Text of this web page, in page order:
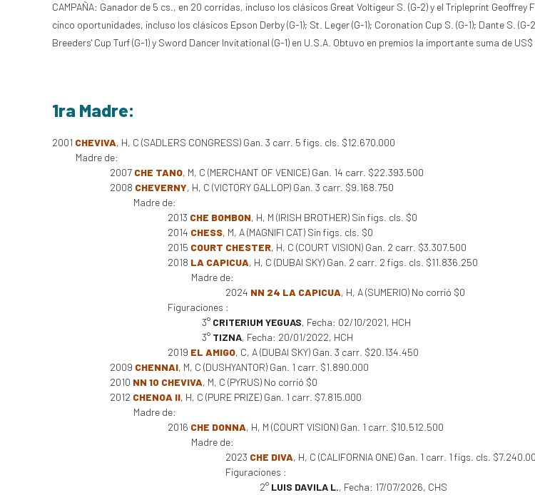
CAMPAÑA: Ganador de 5 cs., en 20 corridas, incluso los clásicos Great Voltigeur S. (G-2) y el Tripleprint Geoffrey
cinco oportunidades, incluso los clásicos Epson Derby (G-1); St. Leger (G-1); Coronation Cup S. (G-1); Dante S.
Breeders' Cup Turf (G-1) y Sword Dancer Invitational (G-1) en U.S.A. Obtuvo en premios la importante suma de
1ra Madre:
2001 CHEVIVA, H, C (SADLERS CONGRESS) Gan. 3 carr. 5 figs. cls. $12.670.000
Madre de:
2007 CHE TANO, M, C (MERCHANT OF VENICE) Gan. 14 carr. $22.393.500
2008 CHEVERNY, H, C (VICTORY GALLOP) Gan. 3 carr. $9.168.750
Madre de:
2013 CHE BOMBON, H, M (IRISH BROTHER) Sin figs. cls. $0
2014 CHESS, M, A (MAGNIFI CAT) Sin figs. cls. $0
2015 COURT CHESTER, H, C (COURT VISION) Gan. 2 carr. $3.307.500
2018 LA CAPICUA, H, C (DUBAI SKY) Gan. 2 carr. 2 figs. cls. $11.836.250
Madre de:
2024 NN 24 LA CAPICUA, H, A (SUMERIO) No corrió $0
Figuraciones :
3° CRITERIUM YEGUAS, Fecha: 02/10/2021, HCH
3° TIZNA, Fecha: 20/01/2022, HCH
2019 EL AMIGO, C, A (DUBAI SKY) Gan. 3 carr. $20.134.450
2009 CHENNAI, M, C (DUSHYANTOR) Gan. 1 carr. $1.890.000
2010 NN 10 CHEVIVA, M, C (PYRUS) No corrió $0
2012 CHENOA II, H, C (PURE PRIZE) Gan. 1 carr. $7.815.000
Madre de:
2016 CHE DONNA, H, M (COURT VISION) Gan. 1 carr. $10.512.500
Madre de:
2023 CHE DIVA, H, C (CALIFORNIA ONE) Gan. 1 carr. 1 figs. cls.
Figuraciones :
2° LUIS DAVILA L., Fecha: 17/07/2026, CHS